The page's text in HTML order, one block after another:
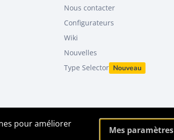
pour améliorer
Mes paramètres
Nous contacter
Configurateurs
Wiki
Nouvelles
Type Selector Nouveau